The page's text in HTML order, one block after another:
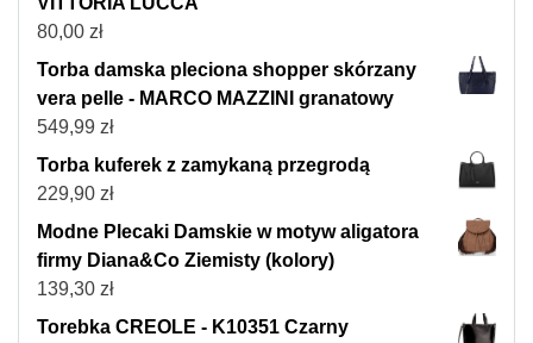
80,00 zł
Torba damska pleciona shopper skórzany
vera pelle - MARCO MAZZINI granatowy
549,99 zł
Torba kuferek z zamykaną przegrodą
229,90 zł
Modne Plecaki Damskie w motyw aligatora
firmy Diana&Co Ziemisty (kolory)
139,30 zł
Torebka CREOLE - K10351 Czarny